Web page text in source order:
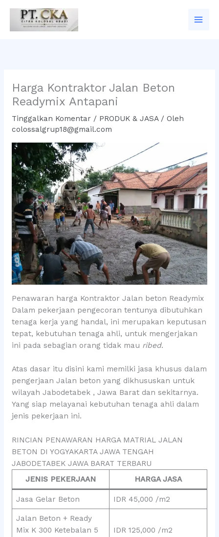
konten
Harga Kontraktor Jalan Beton
Readymix Antapani
Tinggalkan Komentar / PRODUK & JASA/ Oleh
colossalgrup18@gmail.com
Penawaran harga Kontraktor Jalan beton Readymix
Dalam pekerjaan pengecoran tentunya dibutuhkan
tenaga kerja yang handal, ini merupakan keputusan
tepat, kebutuhan tenaga ahli, untuk mengerjakan
ini pada sebagian orang tidak mau ribed.
Atas dasar itu disini kami memilki jasa khusus dalam
pengerjaan Jalan beton yang dikhususkan untuk
wilayah Jabodetabek , Jawa Barat dan sekitarnya.
Yang siap melayanai kebutuhan tenaga ahli dalam
jenis pekerjaan ini.
RINCIAN PENAWARAN HARGA MATRIAL JALAN
BETON DI YOGYAKARTA JAWA TENGAH
JABODETABEK JAWA BARAT TERBARU
JENIS PEKERJAAN
HARGA JASA
Jasa Gelar Beton IDR 45,000 /m2
Jalan Beton + Ready
Mix K 300 Ketebalan 5
IDR 125,000 /m2